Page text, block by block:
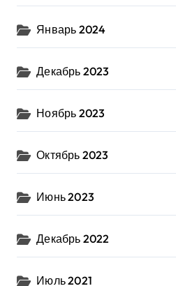
Январь 2024
Декабрь 2023
Ноябрь 2023
Октябрь 2023
Июнь 2023
Декабрь 2022
Июль 2021